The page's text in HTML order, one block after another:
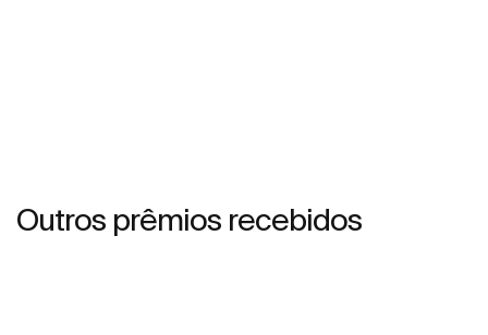
Outros prêmios recebidos